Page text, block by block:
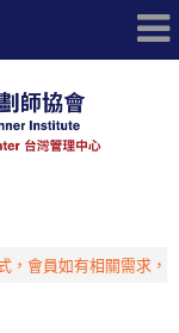
員如有相關需求，請洽